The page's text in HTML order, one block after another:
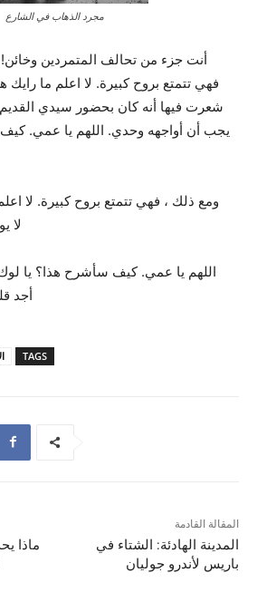
مجرد الذهاب في الشارع
أنت جزء من تحالف المتمردين وخائن!
فهي تتمتع بروح كبيرة. لا اعلم ما
شعرت فيها أنه كان بحضور سيدي
يجب أن أواجهه وحدي. اللهم يا عمي.
ومع ذلك ، فهي تتمتع بروح كبيرة. لا
لا
اللهم يا عمي. كيف سأشرح هذا؟ يا
أجد
TAGS
ماذا
المقالة القادمة
المدينة الهادئة: الشتاء في
باريس لأندرو جوليان